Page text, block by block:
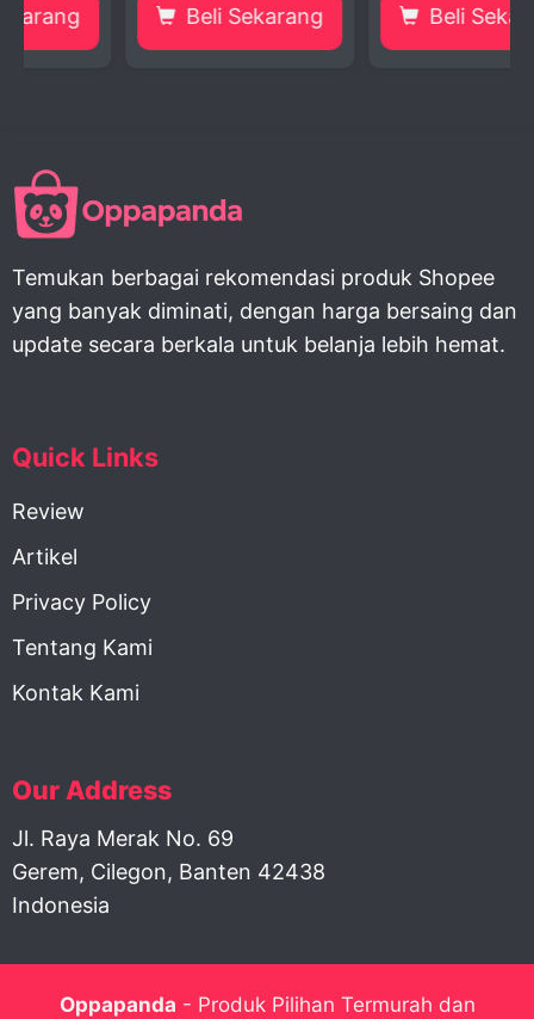
Beli Sekarang Beli Sekarang
Temukan berbagai rekomendasi produk Shopee
yang banyak diminati, dengan harga bersaing dan
update secara berkala untuk belanja lebih hemat.
Quick Links
Review
Artikel
Privacy Policy
Tentang Kami
Kontak Kami
Our Address
Jl. Raya Merak No. 69
Gerem, Cilegon, Banten 42438
Indonesia
Oppapanda - Produk Pilihan Termurah dan